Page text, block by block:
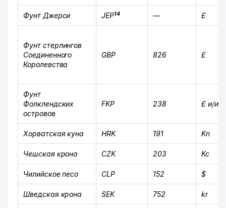
Фунт Джерси JEP14 — £
Фунт стерлингов
Соединенного
Королевства
GBP 826 £
Фунт
Фолклендских
островов
FKP 238 £ и/
Хорватская куна HRK 191 Kn
Чешская крона CZK 203 Kc
Чилийское песо CLP 152 $
Шведская крона SEK 752 kr